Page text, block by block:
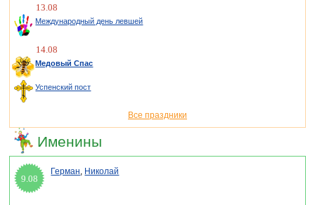
13.08
Международный день левшей
14.08
Медовый Спас
Успенский пост
Все праздники
Именины
9.08
Герман, Николай